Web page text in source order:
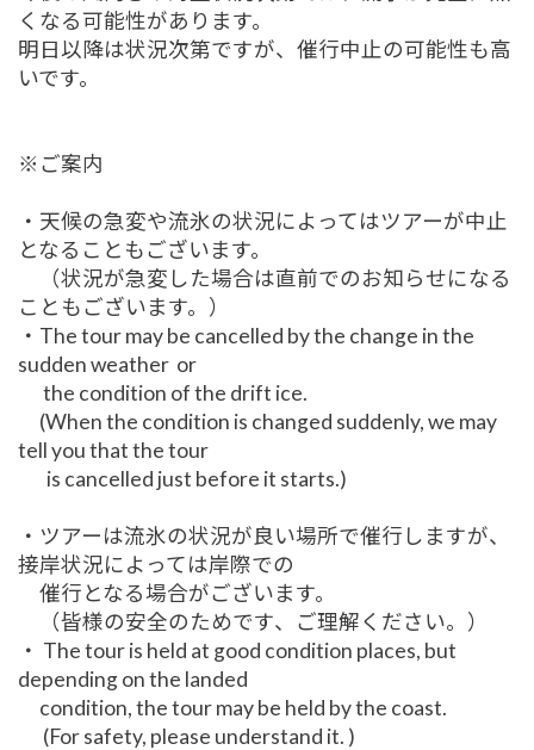
くなる可能性があります。
明日以降は状況次第ですが、催行中止の可能性も高
いです。
※ご案内
・天候の急変や流氷の状況によってはツアーが中止
となることもございます。
（状況が急変した場合は直前でのお知らせになる
こともございます。）
・The tour may be cancelled by the change in the
sudden weather or
the condition of the drift ice.
(When the condition is changed suddenly, we may
tell you that the tour
is cancelled just before it starts.)
・ツアーは流氷の状況が良い場所で催行しますが、
接岸状況によっては岸際での
催行となる場合がございます。
（皆様の安全のためです、ご理解ください。）
・ The tour is held at good condition places, but
depending on the landed
condition, the tour may be held by the coast.
(For safety, please understand it. )